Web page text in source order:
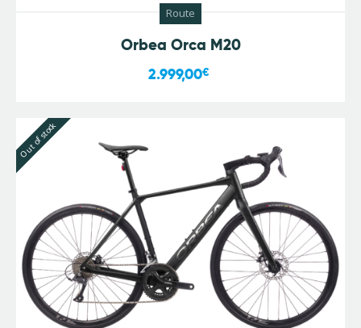
Route
Orbea Orca M20
2.999,00€
Out of stock